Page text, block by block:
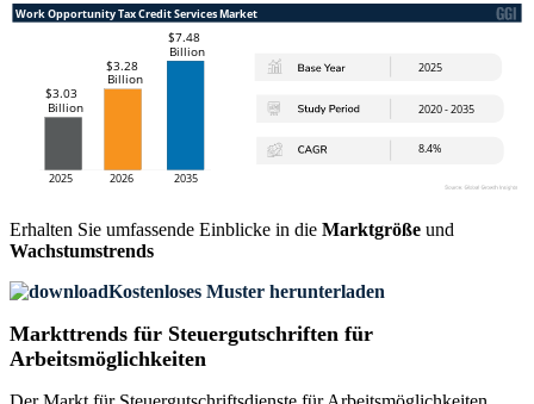
Erhalten Sie umfassende Einblicke in die Marktgröße und
Wachstumstrends
Kostenloses Muster herunterladen
Markttrends für Steuergutschriften für
Arbeitsmöglichkeiten